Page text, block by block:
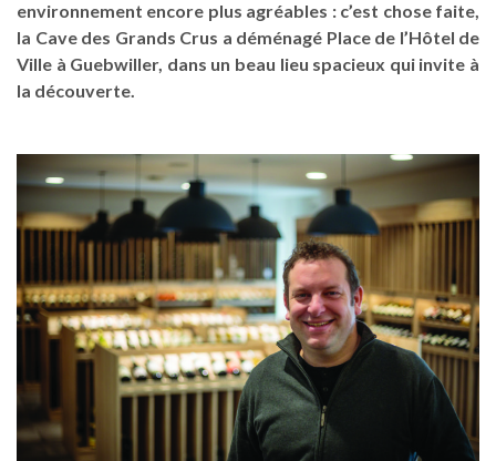
environnement encore plus agréables : c’est chose faite,
la Cave des Grands Crus a déménagé Place de l’Hôtel de
Ville à Guebwiller, dans un beau lieu spacieux qui invite à
la découverte.